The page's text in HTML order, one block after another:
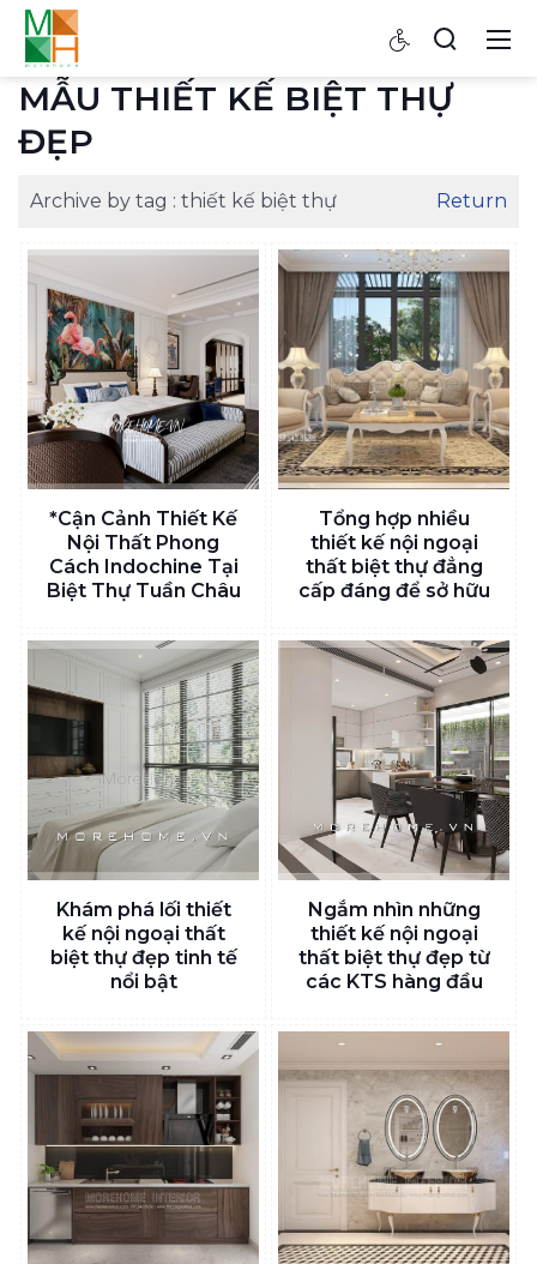
MẪU THIẾT KẾ BIỆT THỰ
ĐẸP
Archive by tag : thiết kế biệt thự Return
*Cận Cảnh Thiết Kế
Nội Thất Phong
Cách Indochine Tại
Biệt Thự Tuần Châu
Tổng hợp nhiều
thiết kế nội ngoại
thất biệt thự đẳng
cấp đáng để sở hữu
Khám phá lối thiết
kế nội ngoại thất
biệt thự đẹp tinh tế
nổi bật
Ngắm nhìn những
thiết kế nội ngoại
thất biệt thự đẹp từ
các KTS hàng đầu